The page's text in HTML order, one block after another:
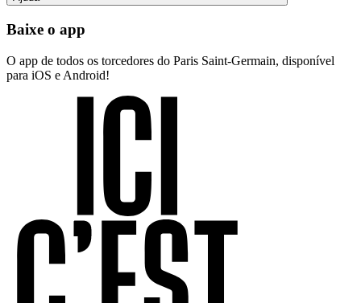
Baixe o app
O app de todos os torcedores do Paris Saint-Germain, disponível
para iOS e Android!